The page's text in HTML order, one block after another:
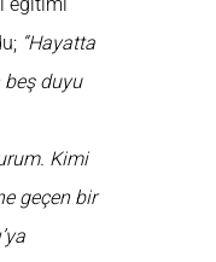
“Hayatta
beş duyu
Kimi
geçen bir